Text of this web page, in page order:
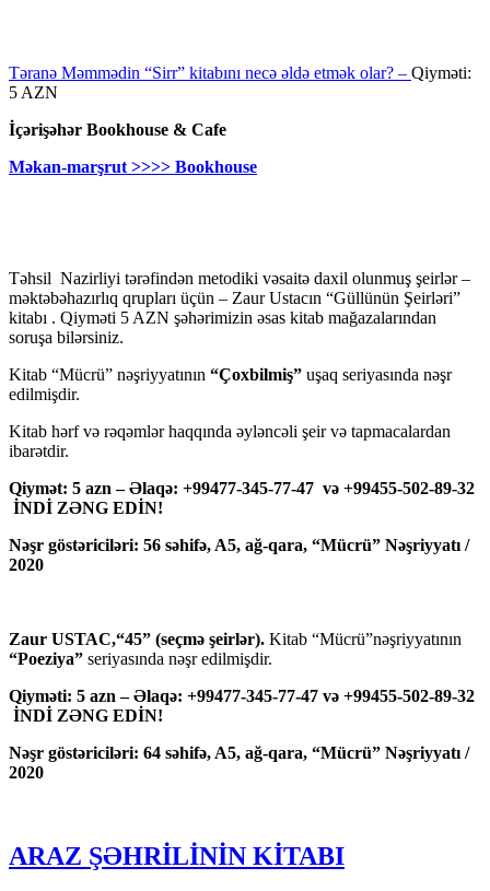
Təranə Məmmədin “Sirr” kitabını necə əldə etmək olar? – Qiyməti:
5 AZN
İçərişəhər Bookhouse & Cafe
Məkan-marşrut >>>> Bookhouse
Təhsil Nazirliyi tərəfindən metodiki vəsaitə daxil olunmuş şeirlər –
məktəbəhazırlıq qrupları üçün – Zaur Ustacın “Güllünün Şeirləri”
kitabı . Qiyməti 5 AZN şəhərimizin əsas kitab mağazalarından
soruşa bilərsiniz.
Kitab “Mücrü” nəşriyyatının “Çoxbilmiş” uşaq seriyasında nəşr
edilmişdir.
Kitab hərf və rəqəmlər haqqında əyləncəli şeir və tapmacalardan
ibarətdir.
Qiymət: 5 azn – Əlaqə: +99477-345-77-47 və +99455-502-89-32
İNDİ ZƏNG EDİN!
Nəşr göstəriciləri: 56 səhifə, A5, ağ-qara, “Mücrü” Nəşriyyatı /
2020
Zaur USTAC,“45” (seçmə şeirlər). Kitab “Mücrü”nəşriyyatının
“Poeziya” seriyasında nəşr edilmişdir.
Qiyməti: 5 azn – Əlaqə: +99477-345-77-47 və +99455-502-89-32
İNDİ ZƏNG EDİN!
Nəşr göstəriciləri: 64 səhifə, A5, ağ-qara, “Mücrü” Nəşriyyatı /
2020
ARAZ ŞƏHRİLİNİN KİTABI